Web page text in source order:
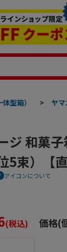
型箱） > ヤ
ジ 和菓
5束）【直
アイコンについて
(税込) 価格(